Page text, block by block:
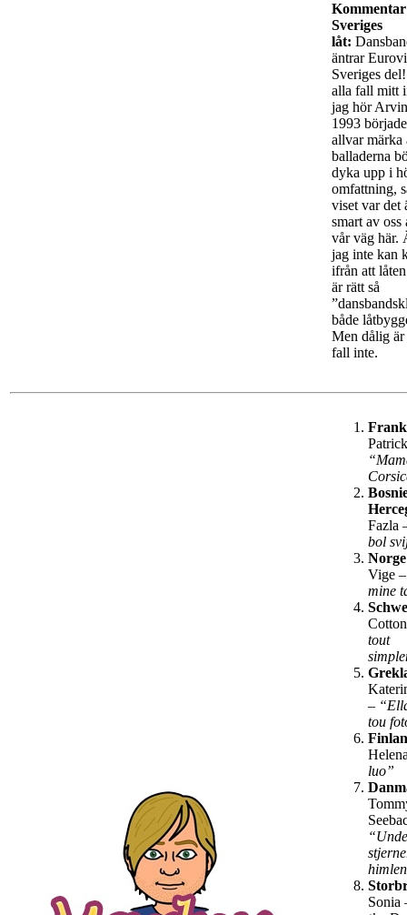
Sveriges
låt:
äntrar
Sveriges
alla fall mitt
jag hör
1993
allvar märka
balladerna
dyka upp i
omfattning,
viset var det
smart av oss
vår väg här.
jag inte kan
ifrån att
är rätt så
både
Men dålig
fall inte.
Fazla
bol
Norge
Vige
mine
tout
–
tou
luo”
Sonia